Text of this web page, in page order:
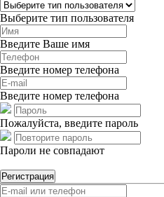
Выберите тип пользователя
Введите Ваше имя
Введите номер телефона
Введите номер телефона
Пожалуйста, введите пароль
Пароли не совпадают
Регистрация